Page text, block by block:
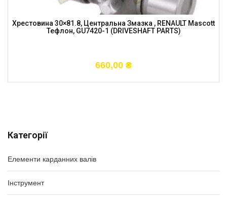
Категорії
Елементи карданних валів
Інструмент
Хрестовина 30×81.8, Центральна Змазка , RENAULT Mascott
Тефлон, GU7420-1 (DRIVESHAFT PARTS)
660,00 ₴